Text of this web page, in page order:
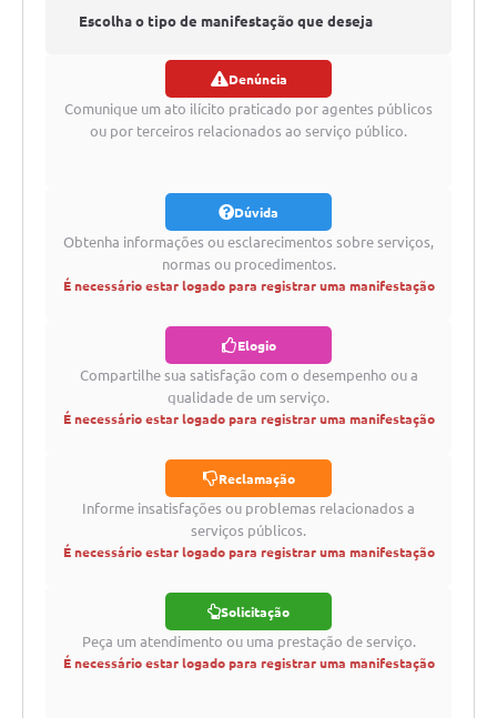
Escolha o tipo de manifestação que deseja
Denúncia
Comunique um ato ilícito praticado por agentes públicos
ou por terceiros relacionados ao serviço público.
Dúvida
Obtenha informações ou esclarecimentos sobre serviços,
normas ou procedimentos.
É necessário estar logado para registrar uma manifestação
Elogio
Compartilhe sua satisfação com o desempenho ou a
qualidade de um serviço.
É necessário estar logado para registrar uma manifestação
Reclamação
Informe insatisfações ou problemas relacionados a
serviços públicos.
É necessário estar logado para registrar uma manifestação
Solicitação
Peça um atendimento ou uma prestação de serviço.
É necessário estar logado para registrar uma manifestação